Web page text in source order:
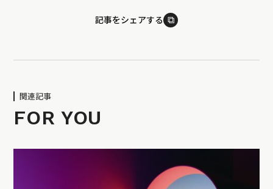
記事をシェアする ⧉
関連記事
FOR YOU